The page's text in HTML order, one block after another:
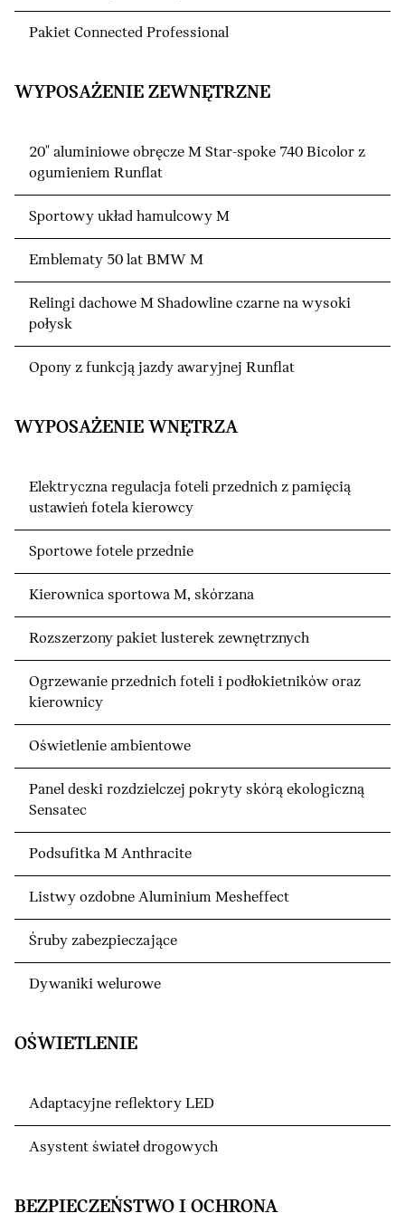
Pakiet Connected Professional
WYPOSAŻENIE ZEWNĘTRZNE
20" aluminiowe obręcze M Star-spoke 740 Bicolor z
ogumieniem Runflat
Sportowy układ hamulcowy M
Emblematy 50 lat BMW M
Relingi dachowe M Shadowline czarne na wysoki
połysk
Opony z funkcją jazdy awaryjnej Runflat
WYPOSAŻENIE WNĘTRZA
Elektryczna regulacja foteli przednich z pamięcią
ustawień fotela kierowcy
Sportowe fotele przednie
Kierownica sportowa M, skórzana
Rozszerzony pakiet lusterek zewnętrznych
Ogrzewanie przednich foteli i podłokietników oraz
kierownicy
Oświetlenie ambientowe
Panel deski rozdzielczej pokryty skórą ekologiczną
Sensatec
Podsufitka M Anthracite
Listwy ozdobne Aluminium Mesheffect
Śruby zabezpieczające
Dywaniki welurowe
OŚWIETLENIE
Adaptacyjne reflektory LED
Asystent świateł drogowych
BEZPIECZEŃSTWO I OCHRONA